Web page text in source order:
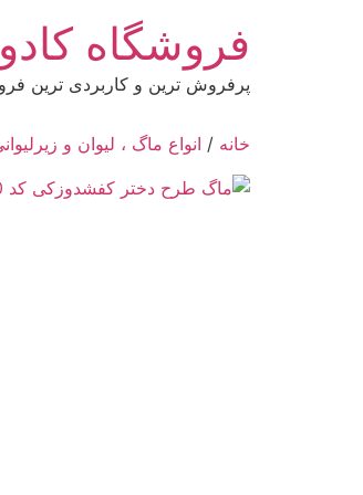
فروشگاه کادو
پرفروش ترین و کاربردی ترین
خانه / انواع ماگ ، لیوان و